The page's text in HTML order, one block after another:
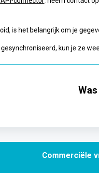
is het belangrijk om je
kun je ze
Commerciële